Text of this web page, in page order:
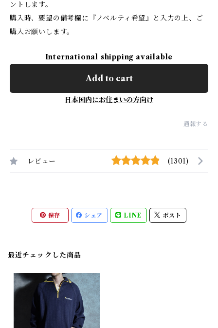
ントします。
購入時、要望の備考欄に『ノベルティ希望』と入力の上、ご
購入お願いします。
International shipping available
Add to cart
日本国内にお住まいの方向け
通報する
レビュー (1301)
保存 シェア LINE ポスト
最近チェックした商品